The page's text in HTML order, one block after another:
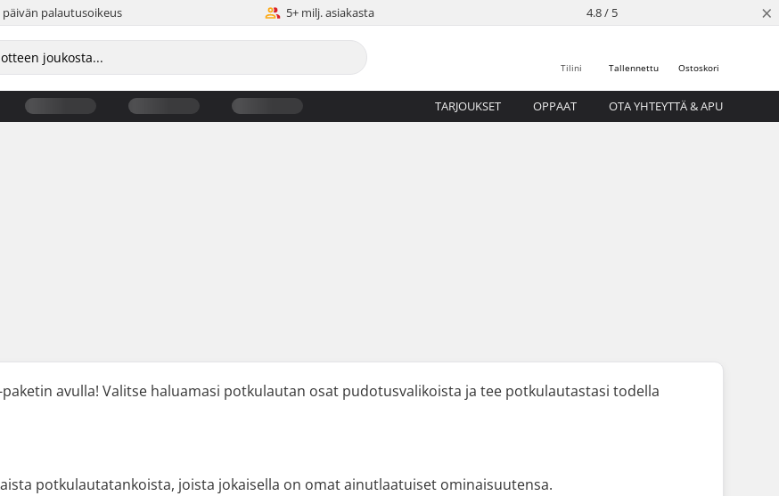
päivän palautusoikeus 5+ milj. asiakasta 4.8 / 5 ×
Ostoskori
Tallennettu
Tilini
TARJOUKSET OPPAAT OTA YHTEYTTÄ & APU
avulla! Valitse haluamasi potkulautan osat pudotusvalikoista ja tee potkulautastasi todella
potkulautatankoista, joista jokaisella on omat ainutlaatuiset ominaisuutensa.